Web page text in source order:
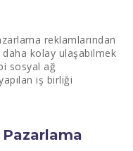
reklamlarından
kolay ulaşabilmek
sosyal ağ
iş birliği